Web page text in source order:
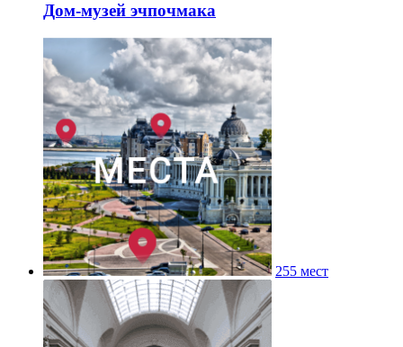
Дом-музей эчпочмака
255 мест